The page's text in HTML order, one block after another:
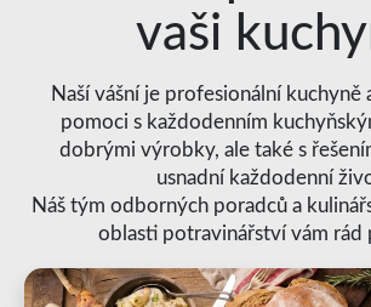
vaši
Naší vášní je profesionální kuchyně
pomoci s každodenním
dobrými výrobky, ale také s
usnadní každodenní
Náš tým odborných poradců a
oblasti potravinářství vám rád